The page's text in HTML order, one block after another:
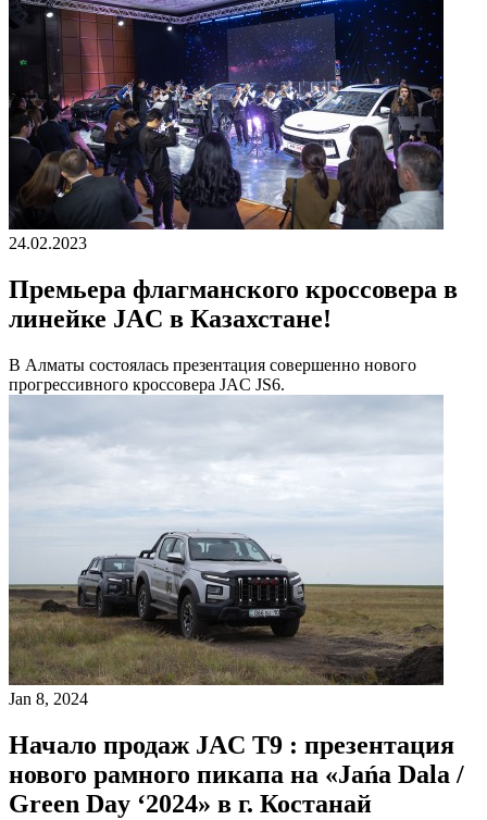
24.02.2023
Премьера флагманского кроссовера в
линейке JAC в Казахстане!
В Алматы состоялась презентация совершенно нового
прогрессивного кроссовера JAC JS6.
Jan 8, 2024
Начало продаж JAC T9 : презентация
нового рамного пикапа на «Jańa Dala /
Green Day ‘2024» в г. Костанай